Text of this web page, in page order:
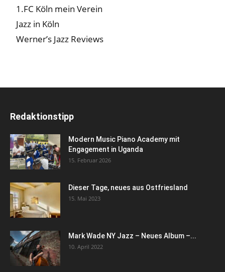
1.FC Köln mein Verein
Jazz in Köln
Werner’s Jazz Reviews
Redaktionstipp
Modern Music Piano Academy mit
Engagement in Uganda
15. Februar 2026
Dieser Tage, neues aus Ostfriesland
15. Mai 2023
Mark Wade NY Jazz – Neues Album –...
10. April 2022